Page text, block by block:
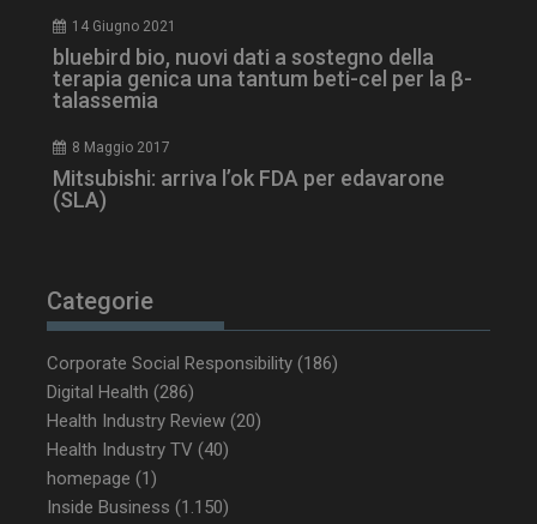
14 Giugno 2021
bluebird bio, nuovi dati a sostegno della
terapia genica una tantum beti-cel per la β-
talassemia
8 Maggio 2017
Mitsubishi: arriva l’ok FDA per edavarone
(SLA)
Categorie
Corporate Social Responsibility (186)
Digital Health (286)
Health Industry Review (20)
Health Industry TV (40)
homepage (1)
Inside Business (1.150)